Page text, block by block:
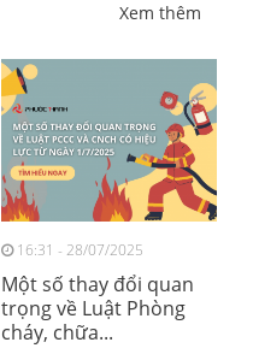
Xem thêm
16:31 - 28/07/2025
Một số thay đổi quan
trọng về Luật Phòng
cháy, chữa...